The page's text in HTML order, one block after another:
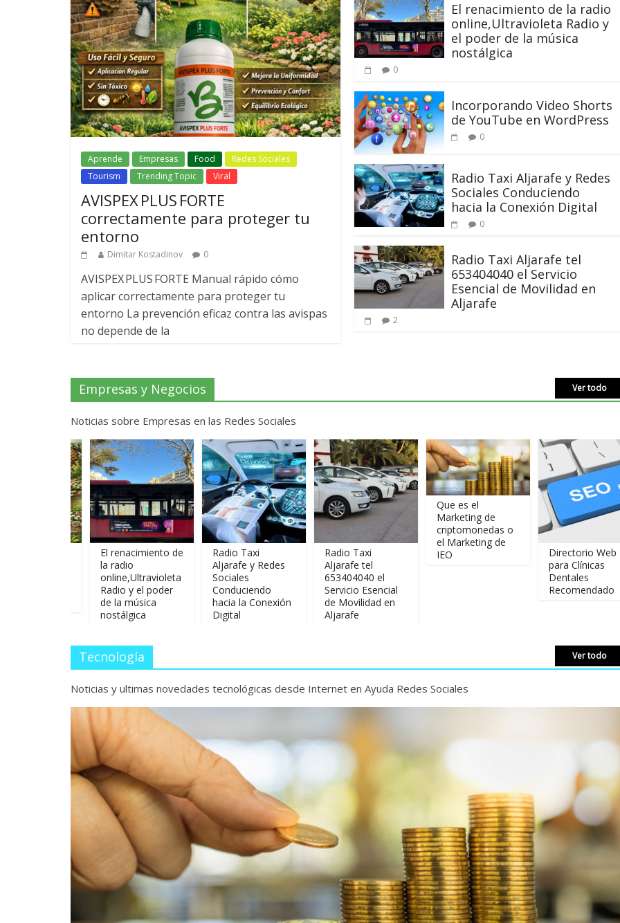
Aprende Empresas Food
Redes Sociales
Tourism
Trending Topic Viral
AVISPEX PLUS FORTE
correctamente para proteger tu
entorno
Dimitar Kostadinov 0
AVISPEX PLUS FORTE Manual rápido cómo
aplicar correctamente para proteger tu
entorno La prevención eficaz contra las avispas
no depende de la
El renacimiento de la radio
online,Ultravioleta Radio y
el poder de la música
nostálgica
0
Incorporando Video Shorts
de YouTube en WordPress
0
Radio Taxi Aljarafe y Redes
Sociales Conduciendo
hacia la Conexión Digital
0
Radio Taxi Aljarafe tel
653404040 el Servicio
Esencial de Movilidad en
Aljarafe
2
Empresas y Negocios Ver todo
Noticias sobre Empresas en las Redes Sociales
El renacimiento de
online,Ultravioleta
Radio y el poder
de la música
nostálgica
Radio Taxi
Aljarafe y Redes
Sociales
Conduciendo
hacia la Conexión
Radio Taxi
Aljarafe tel
653404040 el
Servicio Esencial
de Movilidad en
Que es el
Marketing de
criptomonedas o
el Marketing de
Directorio Web
para Clínicas
Recomendado
Tecnología Ver todo
Noticias y ultimas novedades tecnológicas desde Internet en Ayuda Redes Sociales